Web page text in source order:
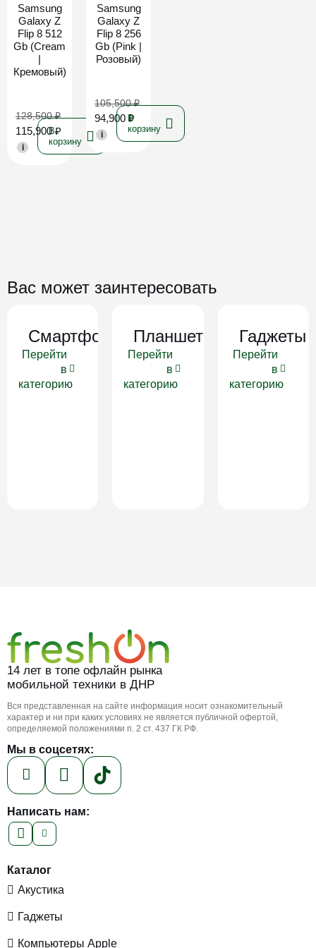
Samsung
Galaxy Z
Flip 8 512
Gb (Cream
|
Кремовый)
128,500₽
115,900₽
i
В
корзину
Samsung
Galaxy Z
Flip 8 256
Gb (Pink |
Розовый)
105,500₽
94,900 ₽
i
В
корзину
Вас может заинтересовать
Смартфоны
Перейти
в
категорию
Планшеты
Перейти
в
категорию
Гаджеты
Перейти
в
категорию
14 лет в топе офлайн рынка
мобильной техники в ДНР
Вся представленная на сайте информация носит ознакомительный
характер и ни при каких условиях не является публичной офертой,
определяемой положениями п. 2 ст. 437 ГК РФ.
Мы в соцсетях:
Написать нам:
Каталог
Акустика
Гаджеты
Компьютеры Apple